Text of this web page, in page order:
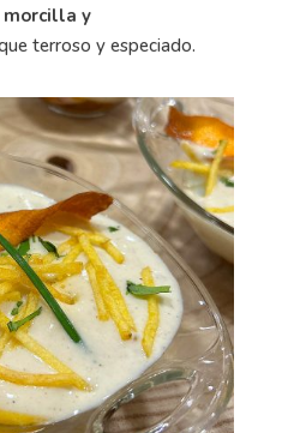
morcilla y
terroso y especiado.